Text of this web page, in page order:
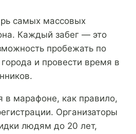
самых массовых
Каждый забег — это
пробежать по
и провести время в
в марафоне, как правило,
Организаторы
людям до 20 лет,